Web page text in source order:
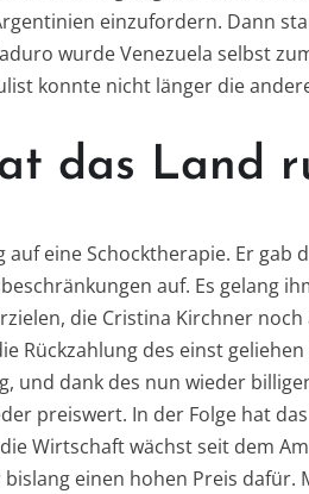
einzufordern. Dann
wurde Venezuela selbst
konnte nicht länger die
das Land
eine Schocktherapie. Er gab
auf. Es gelang
die Cristina Kirchner noch
Rückzahlung des einst
und dank des nun wieder
preiswert. In der Folge hat
Wirtschaft wächst seit dem
einen hohen Preis dafür.